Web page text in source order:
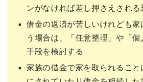
ンがなければ差し押さえされる
借金の返済が苦しいけれども家
う場合は、「任意整理」や「個
手段を検討する
家族の借金で家を取られること